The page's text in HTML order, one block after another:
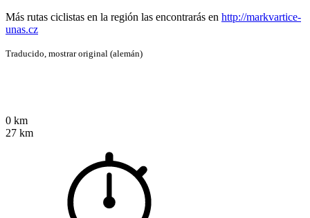
Más rutas ciclistas en la región las encontrarás en http://markvartice-
unas.cz
Traducido, mostrar original (alemán)
0 km
27 km